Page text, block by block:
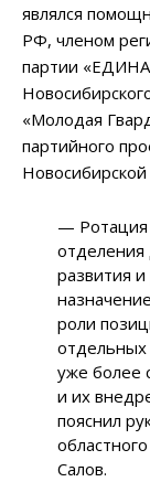
являлся
РФ, членом
партии
«Молодая
партийного
Новосибирской
— Ротация
развития
роли
отдельных
уже более
и их
пояснил
Салов.